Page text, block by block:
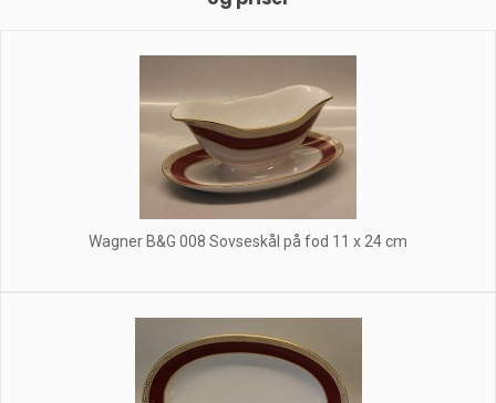
Wagner B&G 008 Sovseskål på fod 11 x 24 cm